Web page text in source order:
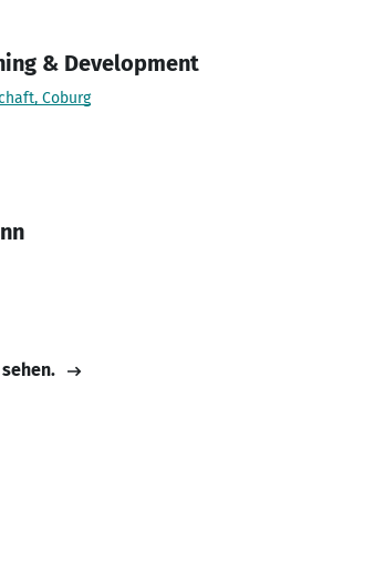
& Development
Coburg